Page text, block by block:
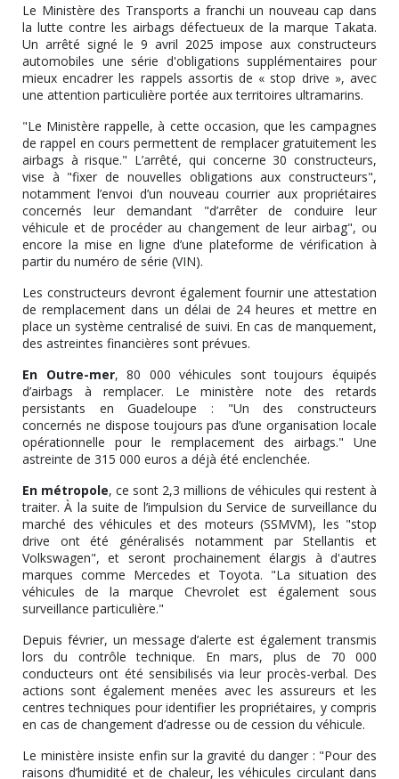
Le Ministère des Transports a franchi un nouveau cap dans
la lutte contre les airbags défectueux de la marque Takata.
Un arrêté signé le 9 avril 2025 impose aux constructeurs
automobiles une série d'obligations supplémentaires pour
mieux encadrer les rappels assortis de « stop drive », avec
une attention particulière portée aux territoires ultramarins.
"Le Ministère rappelle, à cette occasion, que les campagnes
de rappel en cours permettent de remplacer gratuitement les
airbags à risque." L’arrêté, qui concerne 30 constructeurs,
vise à "fixer de nouvelles obligations aux constructeurs",
notamment l’envoi d’un nouveau courrier aux propriétaires
concernés leur demandant "d’arrêter de conduire leur
véhicule et de procéder au changement de leur airbag", ou
encore la mise en ligne d’une plateforme de vérification à
partir du numéro de série (VIN).
Les constructeurs devront également fournir une attestation
de remplacement dans un délai de 24 heures et mettre en
place un système centralisé de suivi. En cas de manquement,
des astreintes financières sont prévues.
En Outre-mer, 80 000 véhicules sont toujours équipés
d’airbags à remplacer. Le ministère note des retards
persistants en Guadeloupe : "Un des constructeurs
concernés ne dispose toujours pas d’une organisation locale
opérationnelle pour le remplacement des airbags." Une
astreinte de 315 000 euros a déjà été enclenchée.
En métropole, ce sont 2,3 millions de véhicules qui restent à
traiter. À la suite de l’impulsion du Service de surveillance du
marché des véhicules et des moteurs (SSMVM), les "stop
drive ont été généralisés notamment par Stellantis et
Volkswagen", et seront prochainement élargis à d'autres
marques comme Mercedes et Toyota. "La situation des
véhicules de la marque Chevrolet est également sous
surveillance particulière."
Depuis février, un message d’alerte est également transmis
lors du contrôle technique. En mars, plus de 70 000
conducteurs ont été sensibilisés via leur procès-verbal. Des
actions sont également menées avec les assureurs et les
centres techniques pour identifier les propriétaires, y compris
en cas de changement d’adresse ou de cession du véhicule.
Le ministère insiste enfin sur la gravité du danger : "Pour des
raisons d’humidité et de chaleur, les véhicules circulant dans